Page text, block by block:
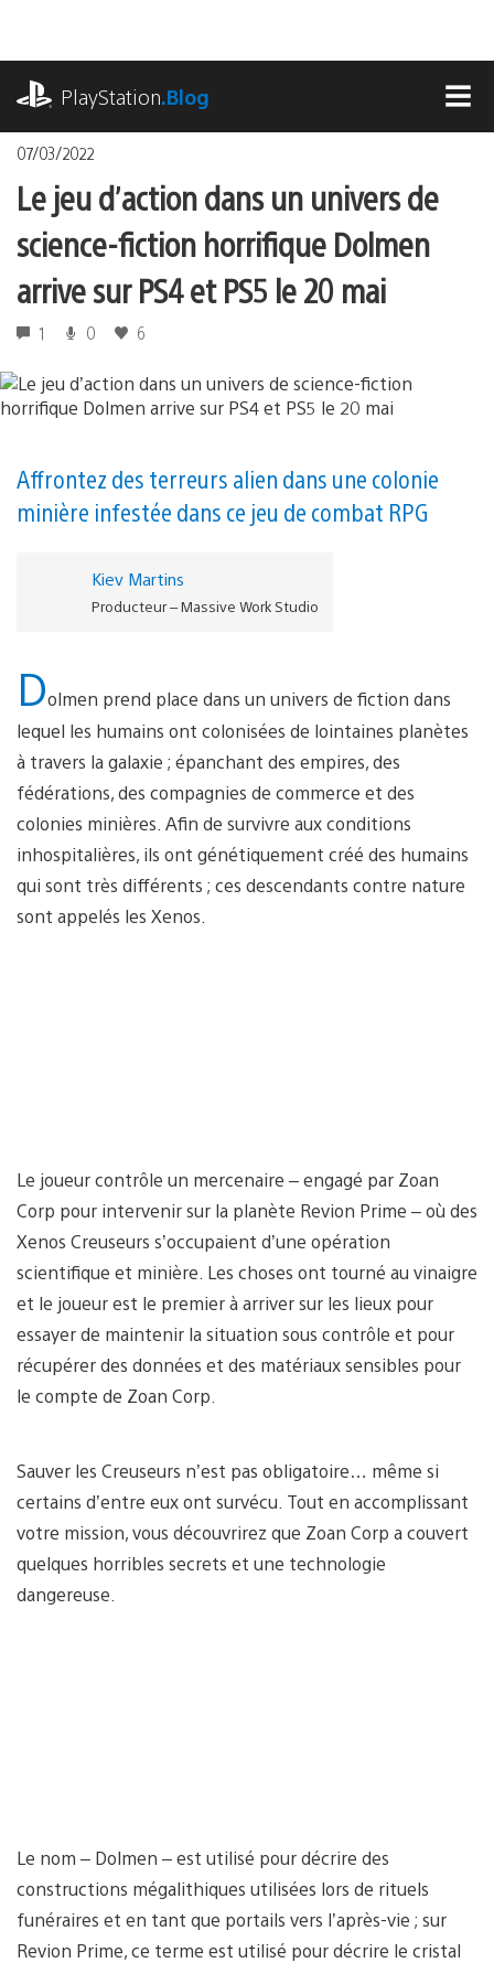
contenu
PlayStation.Blog
07/03/2022
Le jeu d’action dans un univers de
science-fiction horrifique Dolmen
arrive sur PS4 et PS5 le 20 mai
1 0 6
Affrontez des terreurs alien dans une colonie
minière infestée dans ce jeu de combat RPG
Kiev Martins
Producteur – Massive Work Studio
Dolmen prend place dans un univers de fiction dans
lequel les humains ont colonisées de lointaines planètes
à travers la galaxie ; épanchant des empires, des
fédérations, des compagnies de commerce et des
colonies minières. Afin de survivre aux conditions
inhospitalières, ils ont génétiquement créé des humains
qui sont très différents ; ces descendants contre nature
sont appelés les Xenos.
Le joueur contrôle un mercenaire – engagé par Zoan
Corp pour intervenir sur la planète Revion Prime – où des
Xenos Creuseurs s’occupaient d’une opération
scientifique et minière. Les choses ont tourné au vinaigre
et le joueur est le premier à arriver sur les lieux pour
essayer de maintenir la situation sous contrôle et pour
récupérer des données et des matériaux sensibles pour
le compte de Zoan Corp.
Sauver les Creuseurs n’est pas obligatoire… même si
certains d’entre eux ont survécu. Tout en accomplissant
votre mission, vous découvrirez que Zoan Corp a couvert
quelques horribles secrets et une technologie
dangereuse.
Le nom – Dolmen – est utilisé pour décrire des
constructions mégalithiques utilisées lors de rituels
funéraires et en tant que portails vers l’après-vie ; sur
Revion Prime, ce terme est utilisé pour décrire le cristal